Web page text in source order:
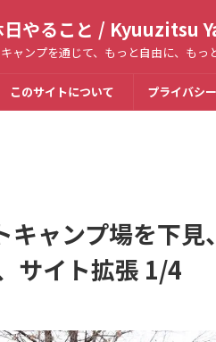
日やること / Kyuuzitsu
キャンプを通じて、もっと自由に、もっ
このサイトについて プライバシ
ャンプ場を下見
サイト拡張 1/4